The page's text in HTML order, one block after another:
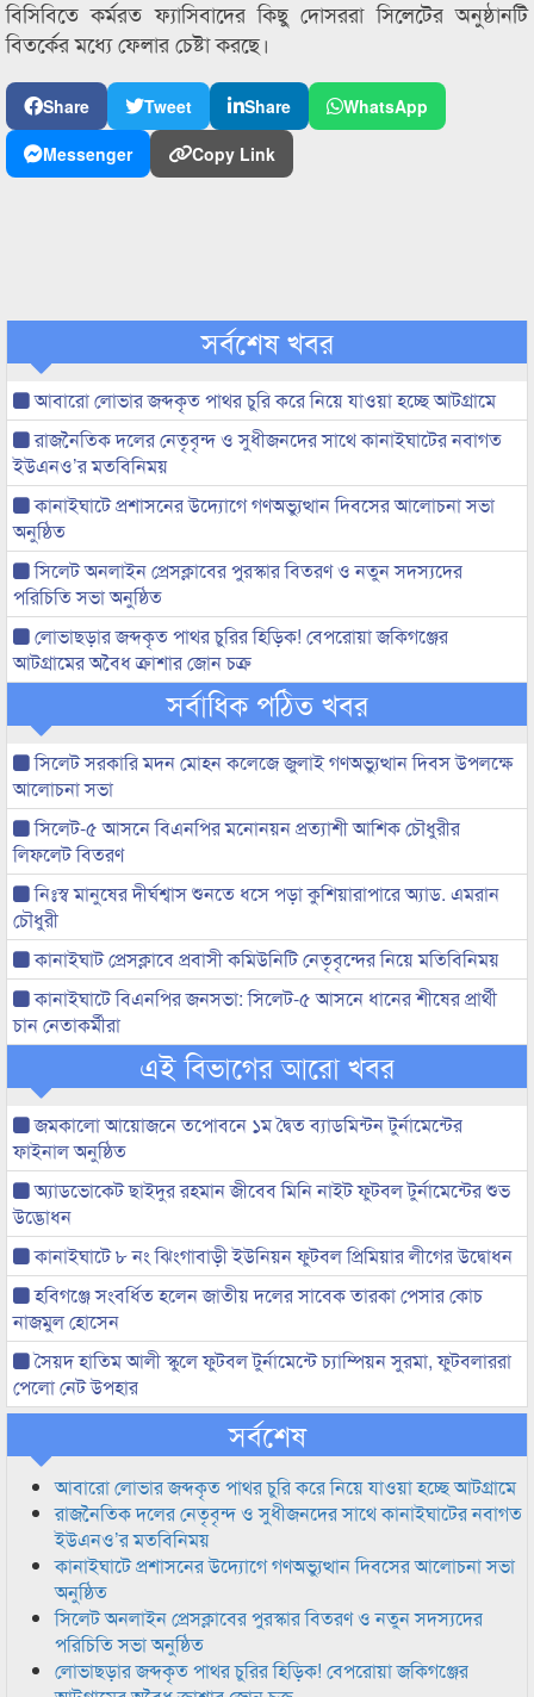
বিসিবিতে কর্মরত ফ্যাসিবাদের কিছু দোসররা সিলেটের অনুষ্ঠানটি
বিতর্কের মধ্যে ফেলার চেষ্টা করছে।
Share Tweet Share
WhatsApp
Messenger
Copy Link
সর্বশেষ খবর
আবারো লোভার জব্দকৃত পাথর চুরি করে নিয়ে যাওয়া হচ্ছে আটগ্রামে
রাজনৈতিক দলের নেতৃবৃন্দ ও সুধীজনদের সাথে কানাইঘাটের নবাগত
ইউএনও’র মতবিনিময়
কানাইঘাটে প্রশাসনের উদ্যোগে গণঅভ্যুত্থান দিবসের আলোচনা সভা
অনুষ্ঠিত
সিলেট অনলাইন প্রেসক্লাবের পুরস্কার বিতরণ ও নতুন সদস্যদের
পরিচিতি সভা অনুষ্ঠিত
লোভাছড়ার জব্দকৃত পাথর চুরির হিড়িক! বেপরোয়া জকিগঞ্জের
আটগ্রামের অবৈধ ক্রাশার জোন চক্র
সর্বাধিক পঠিত খবর
সিলেট সরকারি মদন মোহন কলেজে জুলাই গণঅভ্যুত্থান দিবস উপলক্ষে
আলোচনা সভা
সিলেট-৫ আসনে বিএনপির মনোনয়ন প্রত্যাশী আশিক চৌধুরীর
লিফলেট বিতরণ
নিঃস্ব মানুষের দীর্ঘশ্বাস শুনতে ধসে পড়া কুশিয়ারাপারে অ্যাড. এমরান
চৌধুরী
কানাইঘাট প্রেসক্লাবে প্রবাসী কমিউনিটি নেতৃবৃন্দের নিয়ে মতিবিনিময়
কানাইঘাটে বিএনপির জনসভা: সিলেট-৫ আসনে ধানের শীষের প্রার্থী
চান নেতাকর্মীরা
এই বিভাগের আরো খবর
জমকালো আয়োজনে তপোবনে ১ম দ্বৈত ব্যাডমিন্টন টুর্নামেন্টের
ফাইনাল অনুষ্ঠিত
অ্যাডভোকেট ছাইদুর রহমান জীবেব মিনি নাইট ফুটবল টুর্নামেন্টের শুভ
উদ্ভোধন
কানাইঘাটে ৮ নং ঝিংগাবাড়ী ইউনিয়ন ফুটবল প্রিমিয়ার লীগের উদ্বোধন
হবিগঞ্জে সংবর্ধিত হলেন জাতীয় দলের সাবেক তারকা পেসার কোচ
নাজমুল হোসেন
সৈয়দ হাতিম আলী স্কুলে ফুটবল টুর্নামেন্টে চ্যাম্পিয়ন সুরমা, ফুটবলাররা
পেলো নেট উপহার
সর্বশেষ
আবারো লোভার জব্দকৃত পাথর চুরি করে নিয়ে যাওয়া হচ্ছে আটগ্রামে
রাজনৈতিক দলের নেতৃবৃন্দ ও সুধীজনদের সাথে কানাইঘাটের নবাগত
ইউএনও’র মতবিনিময়
কানাইঘাটে প্রশাসনের উদ্যোগে গণঅভ্যুত্থান দিবসের আলোচনা সভা
অনুষ্ঠিত
সিলেট অনলাইন প্রেসক্লাবের পুরস্কার বিতরণ ও নতুন সদস্যদের
পরিচিতি সভা অনুষ্ঠিত
লোভাছড়ার জব্দকৃত পাথর চুরির হিড়িক! বেপরোয়া জকিগঞ্জের